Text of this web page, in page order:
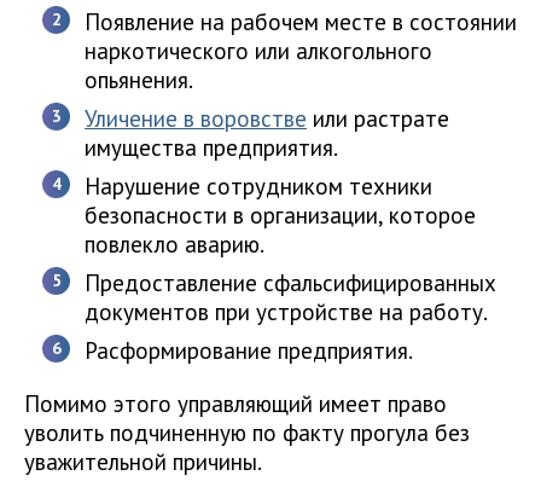
Появление на рабочем месте в состоянии
наркотического или алкогольного
опьянения.
Уличение в воровстве или растрате
имущества предприятия.
Нарушение сотрудником техники
безопасности в организации, которое
повлекло аварию.
Предоставление сфальсифицированных
документов при устройстве на работу.
Расформирование предприятия.
Помимо этого управляющий имеет право
уволить подчиненную по факту прогула без
уважительной причины.